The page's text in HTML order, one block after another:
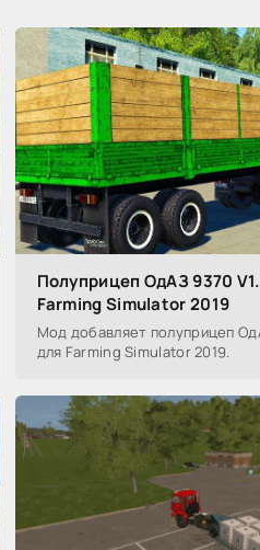
Полуприцеп ОдАЗ 9370
Farming Simulator 2019
Мод добавляет полуприцеп
для Farming Simulator 2019.